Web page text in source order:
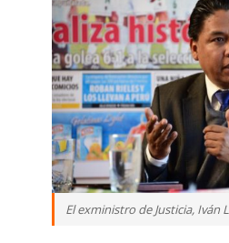
El exministro de Justicia, Iván